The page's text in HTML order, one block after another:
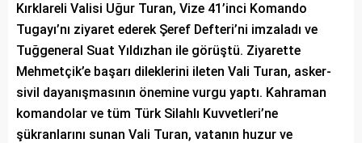
Kırklareli Valisi Uğur Turan, Vize 41’inci Komando
Tugayı’nı ziyaret ederek Şeref Defteri’ni imzaladı ve
Tuğgeneral Suat Yıldızhan ile görüştü. Ziyarette
Mehmetçik’e başarı dileklerini ileten Vali Turan, asker-
sivil dayanışmasının önemine vurgu yaptı. Kahraman
komandolar ve tüm Türk Silahlı Kuvvetleri’ne
şükranlarını sunan Vali Turan, vatanın huzur ve